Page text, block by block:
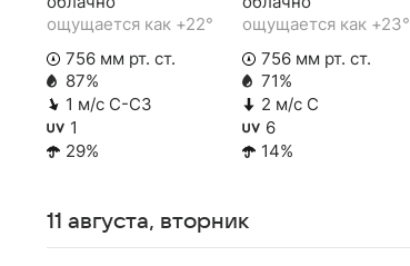
ощущается как +22°
756 мм рт. ст.
87%
1 м/с С-СЗ
1
29%
ощущается как +23°
756 мм рт. ст.
71%
2 м/с С
6
14%
11 августа, вторник